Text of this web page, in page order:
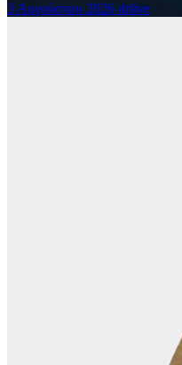
3 Αυγούστου 2026 drlive